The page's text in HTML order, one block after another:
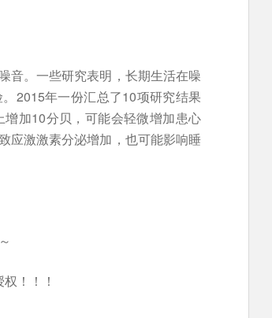
音。一些研究表明，长期生活在噪
2015年一份汇总了10项研究结果
加10分贝，可能会轻微增加患心
应激激素分泌增加，也可能影响睡
！！！